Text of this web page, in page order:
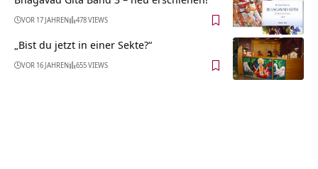
VOR 17 JAHREN 478 VIEWS
„Bist du jetzt in einer Sekte?“
VOR 16 JAHREN 655 VIEWS